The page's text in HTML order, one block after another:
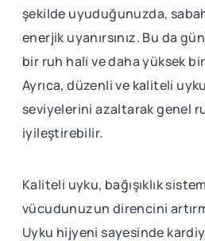
şekilde uyuduğunuzda,
enerjik uyanırsınız. Bu da
bir ruh hali ve daha yüksek
Ayrıca, düzenli ve kaliteli
seviyelerini azaltarak genel
iyileştirebilir.
Kaliteli uyku, bağışıklık
vücudunuzun direncini
Uyku hijyeni sayesinde